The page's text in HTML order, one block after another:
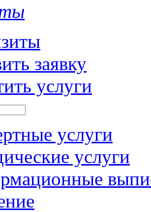
заявку
услуги
услуги
услуги